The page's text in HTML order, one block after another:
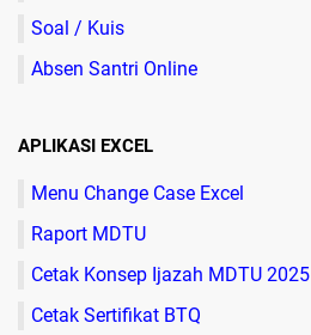
Soal / Kuis
Absen Santri Online
APLIKASI EXCEL
Menu Change Case Excel
Raport MDTU
Cetak Konsep Ijazah MDTU 2025
Cetak Sertifikat BTQ